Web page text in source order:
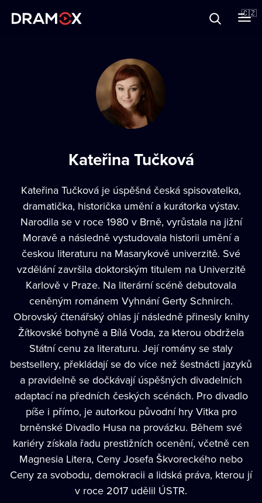
🇨🇿
Kateřina Tučková
Kateřina Tučková je úspěšná česká spisovatelka,
dramatička, historička umění a kurátorka výstav.
Narodila se v roce 1980 v Brně, vyrůstala na jižní
Moravě a následně vystudovala historii umění a
českou literaturu na Masarykově univerzitě. Své
vzdělání završila doktorským titulem na Univerzitě
Karlově v Praze. Na literární scéně debutovala
ceněným románem Vyhnání Gerty Schnirch.
Obrovský čtenářský ohlas jí následně přinesly knihy
Žítkovské bohyně a Bílá Voda, za kterou obdržela
Státní cenu za literaturu. Její romány se staly
bestsellery, překládají se do více než šestnácti jazyků
a pravidelně se dočkávají úspěšných divadelních
adaptací na předních českých scénách. Pro divadlo
píše i přímo, je autorkou původní hry Vitka pro
brněnské Divadlo Husa na provázku. Během své
kariéry získala řadu prestižních ocenění, včetně cen
Magnesia Litera, Ceny Josefa Škvoreckého nebo
Ceny za svobodu, demokracii a lidská práva, kterou jí
v roce 2017 udělil ÚSTR.